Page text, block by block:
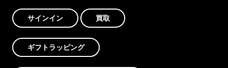
サインイン 買取
ギフトラッピング